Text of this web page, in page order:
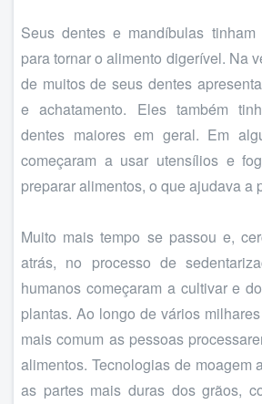
Seus dentes e mandíbulas
para tornar o alimento digerível. Na
de muitos de seus dentes
e achatamento. Eles também
dentes maiores em geral. Em
começaram a usar utensílios e
preparar alimentos, o que ajudava a
Muito mais tempo se passou e,
atrás, no processo de
humanos começaram a cultivar e
plantas. Ao longo de vários
mais comum as pessoas
alimentos. Tecnologias de moagem
as partes mais duras dos grãos,